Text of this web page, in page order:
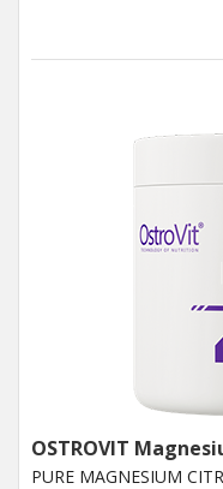
OSTROVIT
PURE MAGNESIUM